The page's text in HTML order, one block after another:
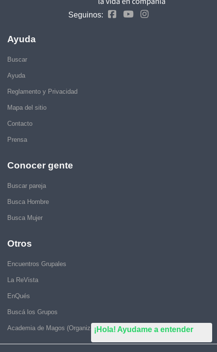
¡Hola! Ayudame a entender
Seguinos:
Ayuda
Buscar
Ayuda
Reglamento y Privacidad
Mapa del sitio
Contacto
Prensa
Conocer gente
Buscar pareja
Busca Hombre
Busca Mujer
Otros
Encuentros Grupales
La ReVista
EnQués
Buscá los Grupos
Academia de Magos (Organizar Encuentros)